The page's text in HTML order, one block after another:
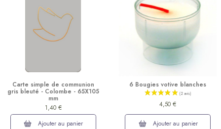
Carte simple de communion
gris bleuté - Colombe - 65X105
mm
1,40 €
Ajouter au panier
6 Bougies votive blanches
4,50 €
Ajouter au panier